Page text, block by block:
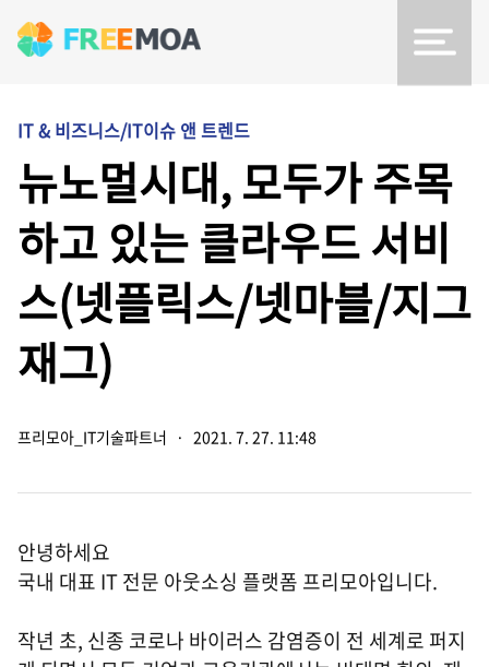
IT & 비즈니스/IT이슈 앤 트렌드
뉴노멀시대, 모두가 주목
하고 있는 클라우드 서비
스(넷플릭스/넷마블/지그
재그)
프리모아_IT기술파트너 · 2021. 7. 27. 11:48
안녕하세요
국내 대표 IT 전문 아웃소싱 플랫폼 프리모아입니다.
작년 초, 신종 코로나 바이러스 감염증이 전 세계로 퍼지